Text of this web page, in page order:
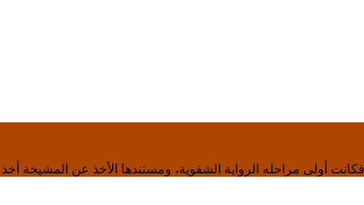
أولى مراحله الرواية الشفوية، ومستندها الأخذ عن المشيخة أخذ